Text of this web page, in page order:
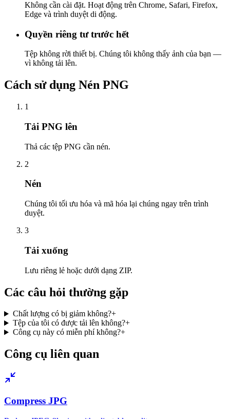
Không cần cài đặt. Hoạt động trên Chrome, Safari, Firefox,
Edge và trình duyệt di động.
Quyền riêng tư trước hết
Tệp không rời thiết bị. Chúng tôi không thấy ảnh của bạn —
vì không tải lên.
Cách sử dụng Nén PNG
1
Tải PNG lên
Thả các tệp PNG cần nén.
2
Nén
Chúng tôi tối ưu hóa và mã hóa lại chúng ngay trên trình
duyệt.
3
Tải xuống
Lưu riêng lẻ hoặc dưới dạng ZIP.
Các câu hỏi thường gặp
Chất lượng có bị giảm không?+
Tệp của tôi có được tải lên không?+
Công cụ này có miễn phí không?+
Công cụ liên quan
Compress JPG